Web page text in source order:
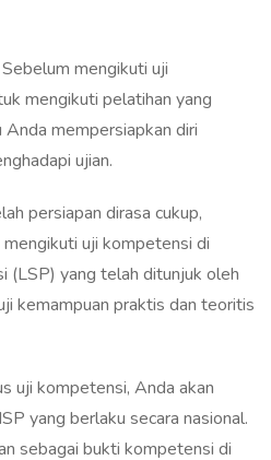
Sebelum mengikuti uji
mengikuti pelatihan yang
mempersiapkan diri
ujian.
persiapan dirasa cukup,
uji kompetensi di
(LSP) yang telah ditunjuk oleh
kemampuan praktis dan teoritis
uji kompetensi, Anda akan
yang berlaku secara nasional.
sebagai bukti kompetensi di